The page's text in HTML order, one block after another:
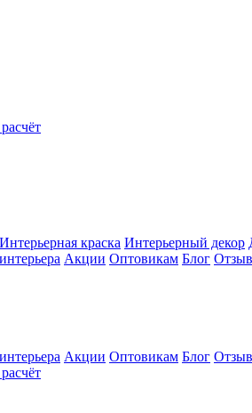
Интерьерная краска Интерьерный декор
Акции Оптовикам Блог
Акции Оптовикам Блог